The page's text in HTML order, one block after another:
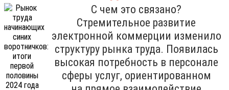
С чем это связано?
Стремительное развитие
электронной коммерции изменило
структуру рынка труда. Появилась
высокая потребность в персонале
сферы услуг, ориентированном